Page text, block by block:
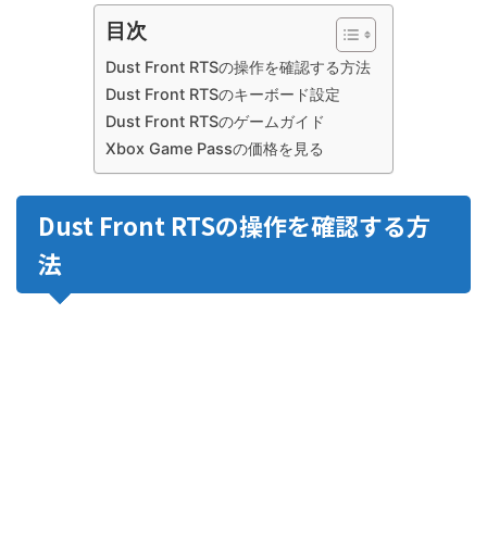
目次
Dust Front RTSの操作を確認する方法
Dust Front RTSのキーボード設定
Dust Front RTSのゲームガイド
Xbox Game Passの価格を見る
Dust Front RTSの操作を確認する方
法